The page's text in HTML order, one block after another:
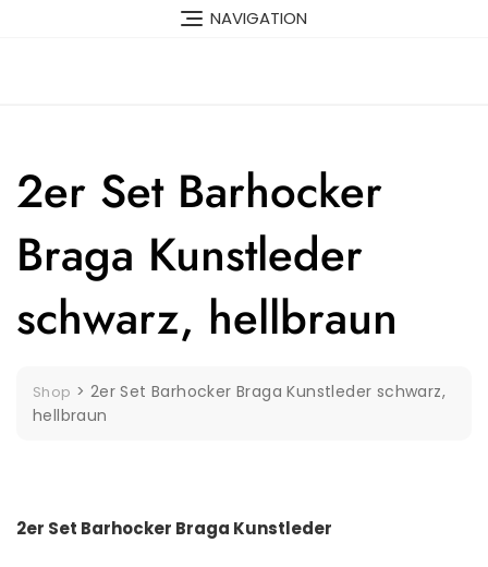
NAVIGATION
2er Set Barhocker
Braga Kunstleder
schwarz, hellbraun
Shop > 2er Set Barhocker Braga Kunstleder schwarz,
hellbraun
2er Set Barhocker Braga Kunstleder